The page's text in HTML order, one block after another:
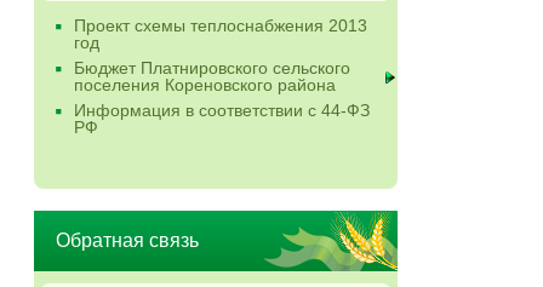
Проект схемы теплоснабжения 2013
год
Бюджет Платнировского сельского
поселения Кореновского района
Информация в соответствии с 44-ФЗ
РФ
Обратная связь